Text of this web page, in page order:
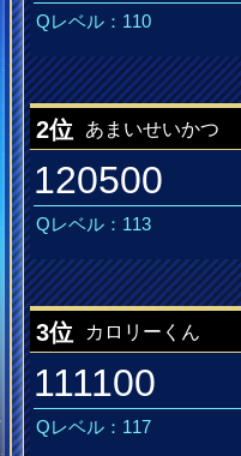
Qレベル：110
2位 あまいせいかつ
120500
Qレベル：113
3位 カロリーくん
111100
Qレベル：117